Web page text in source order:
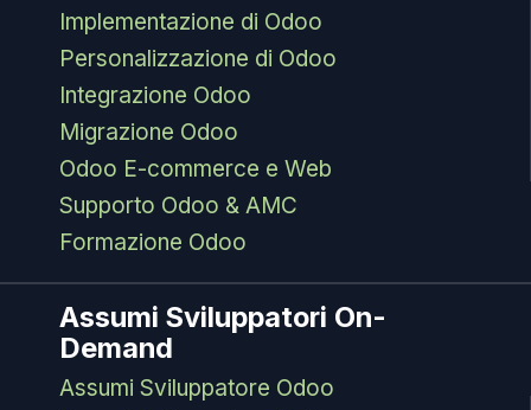
Implementazione di Odoo
Personalizzazione di Odoo
Integrazione Odoo
Migrazione Odoo
Odoo E-commerce e Web
Supporto Odoo & AMC
Formazione Odoo
Assumi Sviluppatori On-
Demand
Assumi Sviluppatore Odoo